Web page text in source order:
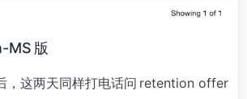
MS 版
，这两天同样打电话问 retention offer